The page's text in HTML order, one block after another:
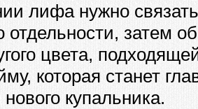
лифа нужно
отдельности, затем
цвета,
которая станет
купальника.